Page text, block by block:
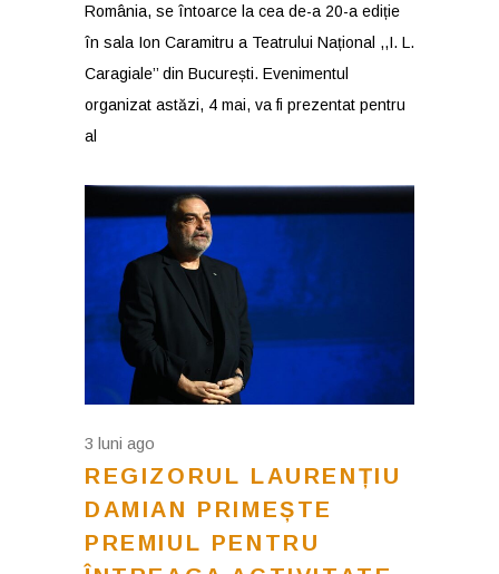
România, se întoarce la cea de-a 20-a ediție
în sala Ion Caramitru a Teatrului Național ,,I. L.
Caragiale’’ din București. Evenimentul
organizat astăzi, 4 mai, va fi prezentat pentru
al
3 luni ago
REGIZORUL LAURENȚIU
DAMIAN PRIMEȘTE
PREMIUL PENTRU